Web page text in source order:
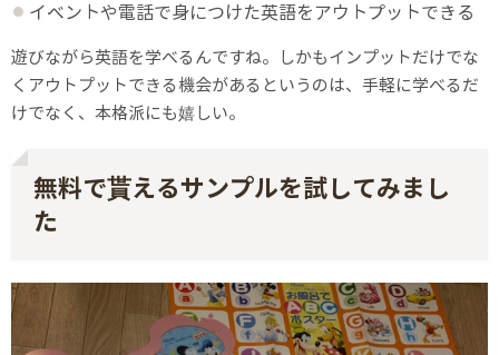
イベントや電話で身につけた英語をアウトプットできる
遊びながら英語を学べるんですね。しかもインプットだけでな
くアウトプットできる機会があるというのは、手軽に学べるだ
けでなく、本格派にも嬉しい。
無料で貰えるサンプルを試してみまし
た